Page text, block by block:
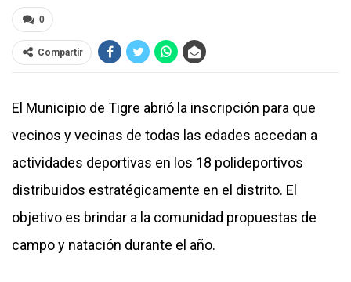
0
Compartir
El Municipio de Tigre abrió la inscripción para que
vecinos y vecinas de todas las edades accedan a
actividades deportivas en los 18 polideportivos
distribuidos estratégicamente en el distrito. El
objetivo es brindar a la comunidad propuestas de
campo y natación durante el año.